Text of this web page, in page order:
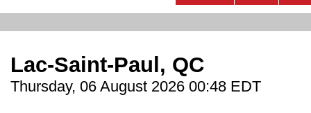
Lac-Saint-Paul, QC
Thursday, 06 August 2026 00:48 EDT